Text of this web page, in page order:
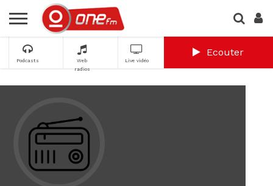
Podcasts
Web
radios
Live vidéo
Ecouter